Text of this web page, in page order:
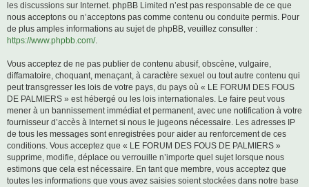
les discussions sur Internet. phpBB Limited n’est pas responsable de ce que
nous acceptons ou n’acceptons pas comme contenu ou conduite permis. Pour
de plus amples informations au sujet de phpBB, veuillez consulter :
https://www.phpbb.com/.
Vous acceptez de ne pas publier de contenu abusif, obscène, vulgaire,
diffamatoire, choquant, menaçant, à caractère sexuel ou tout autre contenu qui
peut transgresser les lois de votre pays, du pays où « LE FORUM DES FOUS
DE PALMIERS » est hébergé ou les lois internationales. Le faire peut vous
mener à un bannissement immédiat et permanent, avec une notification à votre
fournisseur d’accès à Internet si nous le jugeons nécessaire. Les adresses IP
de tous les messages sont enregistrées pour aider au renforcement de ces
conditions. Vous acceptez que « LE FORUM DES FOUS DE PALMIERS »
supprime, modifie, déplace ou verrouille n’importe quel sujet lorsque nous
estimons que cela est nécessaire. En tant que membre, vous acceptez que
toutes les informations que vous avez saisies soient stockées dans notre base